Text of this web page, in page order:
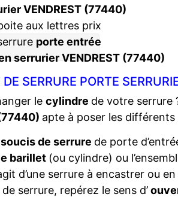
VENDREST (77440)
aux lettres prix
porte entrée
serrurier VENDREST (77440)
DE SERRURE PORTE
le cylindre de votre serrure
apte à poser les différents
soucis de serrure de porte
barillet (ou cylindre) ou
d’une serrure à encastrer ou
serrure, repérez le sens d’